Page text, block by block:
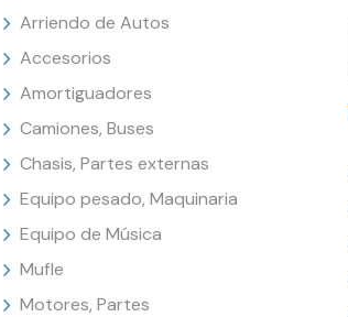
Arriendo de Autos
Accesorios
Amortiguadores
Camiones, Buses
Chasis, Partes externas
Equipo pesado, Maquinaria
Equipo de Música
Mufle
Motores, Partes